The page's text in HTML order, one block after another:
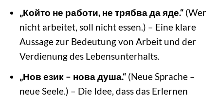
„Който не работи, не трябва да яде.“(Wer
nicht arbeitet, soll nicht essen.) – Eine klare
Aussage zur Bedeutung von Arbeit und der
Verdienung des Lebensunterhalts.
„Нов език – нова душа.“(Neue Sprache –
neue Seele.) – Die Idee, dass das Erlernen